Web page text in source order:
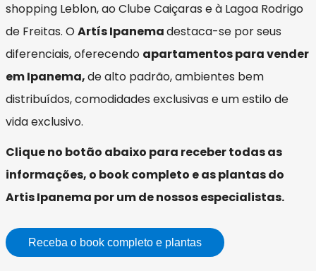
shopping Leblon, ao Clube Caiçaras e à Lagoa Rodrigo
de Freitas. OArtís Ipanemadestaca-se por seus
diferenciais, oferecendo apartamentos para vender
em Ipanema,de alto padrão, ambientes bem
distribuídos, comodidades exclusivas e um estilo de
vida exclusivo.
Clique no botão abaixo para receber todas as
informações, o book completo e as plantas do
Artis Ipanema por um de nossos especialistas.
Receba o book completo e plantas